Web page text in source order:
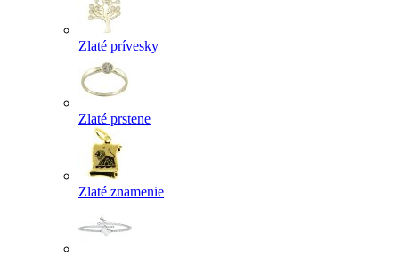
Zlaté prívesky
Zlaté prstene
Zlaté znamenie